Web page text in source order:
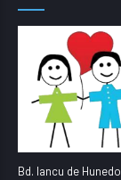
Bd. Iancu de